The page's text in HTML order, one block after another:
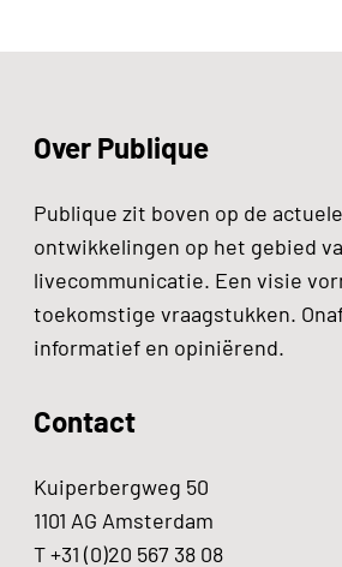
Over Publique
Publique zit boven op de
ontwikkelingen op het gebied
livecommunicatie. Een visie
toekomstige vraagstukken.
informatief en opiniërend.
Contact
Kuiperbergweg 50
1101 AG Amsterdam
T +31 (0)20 567 38 08